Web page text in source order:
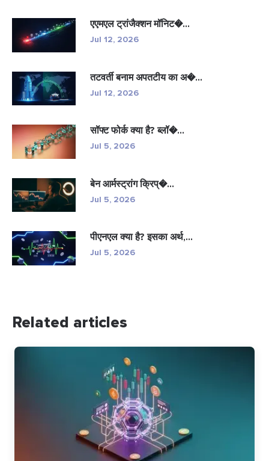
एएमएल ट्रांजैक्शन मॉनिट�...
Jul 12, 2026
तटवर्ती बनाम अपतटीय का अ�...
Jul 12, 2026
सॉफ्ट फोर्क क्या है? ब्लॉ�...
Jul 5, 2026
बेन आर्मस्ट्रांग क्रिप्�...
Jul 5, 2026
पीएनएल क्या है? इसका अर्थ,...
Jul 5, 2026
Related articles